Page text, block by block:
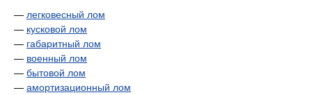
— легковесный лом
— кусковой лом
— габаритный лом
— военный лом
— бытовой лом
— амортизационный лом